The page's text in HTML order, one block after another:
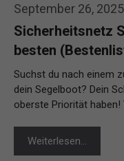
September 26, 2025
Sicherheitsnetz
besten
Suchst du nach einem
dein Segelboot? Dein
oberste Priorität haben!
Weiterlesen…